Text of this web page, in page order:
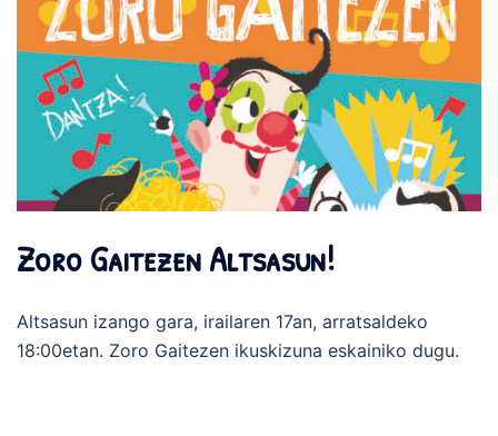
Zoro Gaitezen Altsasun!
Altsasun izango gara, irailaren 17an, arratsaldeko
18:00etan. Zoro Gaitezen ikuskizuna eskainiko dugu.